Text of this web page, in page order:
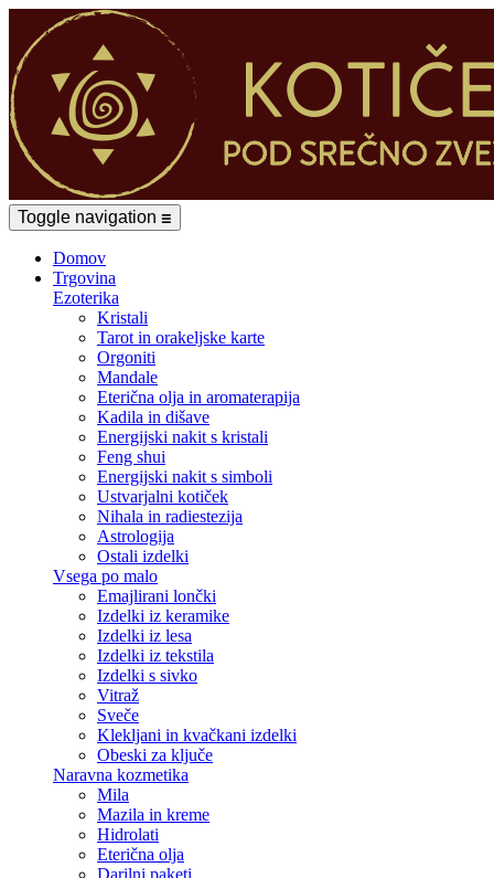
Toggle navigation ☰
Domov
Trgovina
Ezoterika
Kristali
Tarot in orakeljske karte
Orgoniti
Mandale
Eterična olja in aromaterapija
Kadila in dišave
Energijski nakit s kristali
Feng shui
Energijski nakit s simboli
Ustvarjalni kotiček
Nihala in radiestezija
Astrologija
Ostali izdelki
Vsega po malo
Emajlirani lončki
Izdelki iz keramike
Izdelki iz lesa
Izdelki iz tekstila
Izdelki s sivko
Vitraž
Sveče
Klekljani in kvačkani izdelki
Obeski za ključe
Naravna kozmetika
Mila
Mazila in kreme
Hidrolati
Eterična olja